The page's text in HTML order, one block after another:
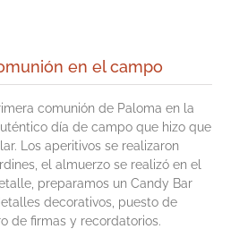
en el campo
comunión de Paloma en la
día de campo que hizo que
Los aperitivos se realizaron
el almuerzo se realizó en el
preparamos un Candy Bar
decorativos, puesto de
de firmas y recordatorios.